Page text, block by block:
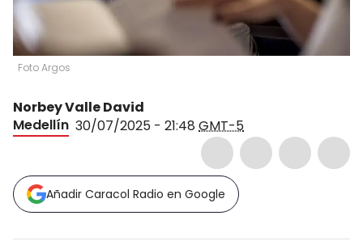
Foto Argos
Norbey Valle David
Medellín 30/07/2025 - 21:48 GMT-5
Añadir Caracol Radio en Google